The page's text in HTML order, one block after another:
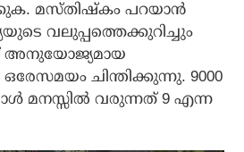
മസ്തിഷ്‌കം പറയാന്‍
വലുപ്പത്തെക്കുറിച്ചും
അനുയോജ്യമായ
ഒരേസമയം ചിന്തിക്കുന്നു. 9000
മനസ്സില്‍ വരുന്നത് 9 എന്ന